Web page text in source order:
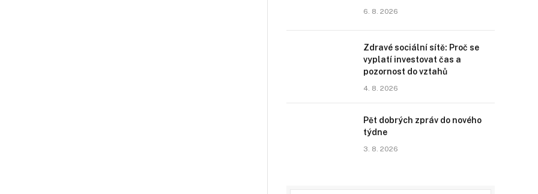
6. 8. 2026
Zdravé sociální sítě: Proč se
vyplatí investovat čas a
pozornost do vztahů
4. 8. 2026
Pět dobrých zpráv do nového
týdne
3. 8. 2026